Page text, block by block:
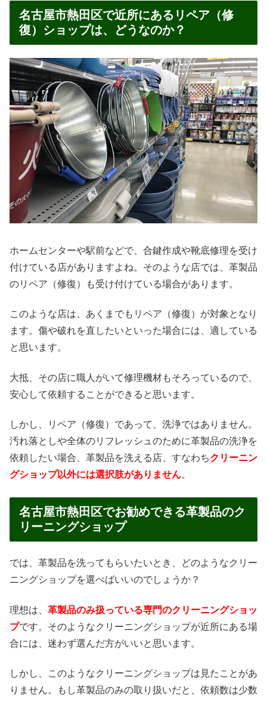
名古屋市熱田区で近所にあるリペア（修
復）ショップは、どうなのか？
ホームセンターや駅前などで、合鍵作成や靴底修理を受け
付けている店がありますよね。そのような店では、革製品
のリペア（修復）も受け付けている場合があります。
このような店は、あくまでもリペア（修復）が対象となり
ます。傷や破れを直したいといった場合には、適している
と思います。
大抵、その店に職人がいて修理機材もそろっているので、
安心して依頼することができると思います。
しかし、リペア（修復）であって、洗浄ではありません。
汚れ落としや全体のリフレッシュのために革製品の洗浄を
依頼したい場合、革製品を洗える店、すなわちクリーニン
グショップ以外には選択肢がありません。
名古屋市熱田区でお勧めできる革製品のク
リーニングショップ
では、革製品を洗ってもらいたいとき、どのようなクリー
ニングショップを選べばいいのでしょうか？
理想は、 革製品のみ扱っている専門のクリーニングショッ
プです。そのようなクリーニングショップが近所にある場
合には、迷わず選んだ方がいいと思います。
しかし、このようなクリーニングショップは見たことがあ
りません。もし革製品のみの取り扱いだと、依頼数は少数